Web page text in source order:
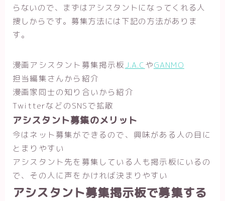
らないので、まずはアシスタントになってくれる人
捜しからです。募集方法には下記の方法がありま
す。
漫画アシスタント募集掲示板J.A.CやGANMO
担当編集さんから紹介
漫画家同士の知り合いから紹介
TwitterなどのSNSで拡散
アシスタント募集のメリット
今はネット募集ができるので、興味がある人の目に
とまりやすい
アシスタント先を募集している人も掲示板にいるの
で、その人に声をかければ決まりやすい
アシスタント募集掲示板で募集する